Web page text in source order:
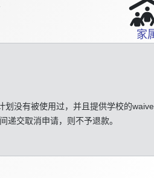
家
没有被使用过，并且提供学校的
递交取消申请，则不予退款。